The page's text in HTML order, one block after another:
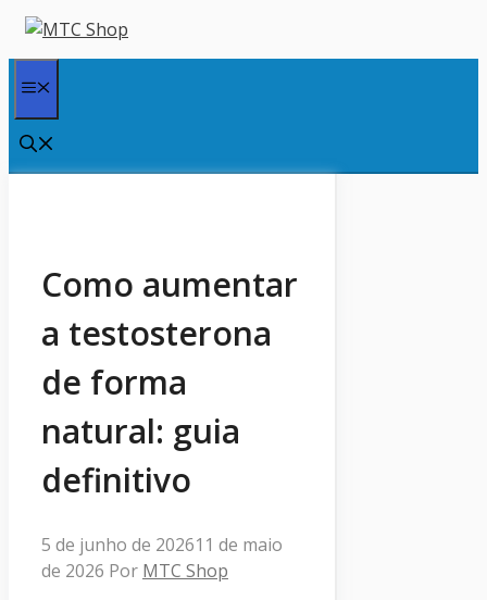
Pular
para
Menu
Como aumentar
a testosterona
de forma
natural: guia
definitivo
5 de junho de 202611 de maio
de 2026 Por MTC Shop